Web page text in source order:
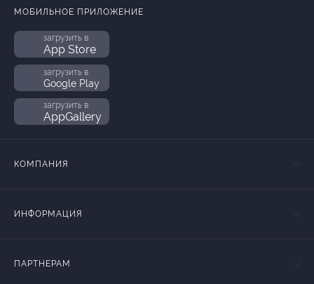
МОБИЛЬНОЕ ПРИЛОЖЕНИЕ
загрузить в
App Store
загрузить в
Google Play
загрузить в
AppGallery
КОМПАНИЯ
ИНФОРМАЦИЯ
ПАРТНЕРАМ